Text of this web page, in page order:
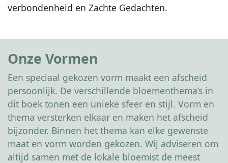
verbondenheid en Zachte Gedachten.
Onze Vormen
Een speciaal gekozen vorm maakt een afscheid
persoonlijk. De verschillende bloementhema’s in
dit boek tonen een unieke sfeer en stijl. Vorm en
thema versterken elkaar en maken het afscheid
bijzonder. Binnen het thema kan elke gewenste
maat en vorm worden gekozen. Wij adviseren om
altijd samen met de lokale bloemist de meest